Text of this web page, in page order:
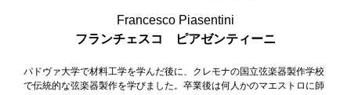
Francesco Piasentini
フランチェスコ ピアゼンティーニ
パドヴァ大学で材料工学を学んだ後に、クレモナの国立弦楽器製作学校
で伝統的な弦楽器製作を学びました。卒業後は何人かのマエストロに師
取り扱い楽器